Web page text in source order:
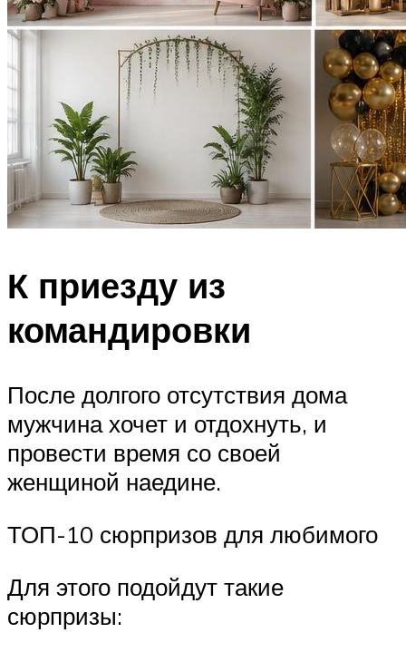
К приезду из
командировки
После долгого отсутствия дома
мужчина хочет и отдохнуть, и
провести время со своей
женщиной наедине.
ТОП-10 сюрпризов для любимого
Для этого подойдут такие
сюрпризы: